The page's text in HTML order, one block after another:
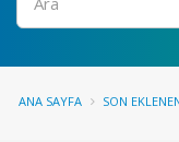
ANA SAYFA SON